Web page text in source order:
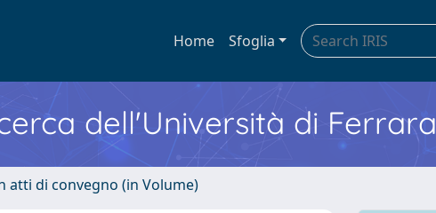
Home Sfoglia
dell'Università di Ferrara
atti di convegno (in Volume)